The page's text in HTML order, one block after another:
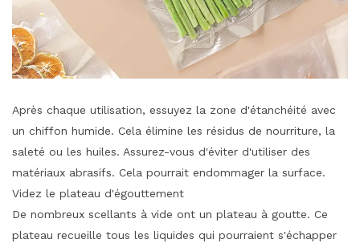
Après chaque utilisation, essuyez la zone d'étanchéité avec
un chiffon humide. Cela élimine les résidus de nourriture, la
saleté ou les huiles. Assurez-vous d'éviter d'utiliser des
matériaux abrasifs. Cela pourrait endommager la surface.
Videz le plateau d'égouttement
De nombreux scellants à vide ont un plateau à goutte. Ce
plateau recueille tous les liquides qui pourraient s'échapper